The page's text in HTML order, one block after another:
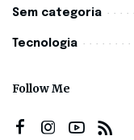
Sem categoria
Tecnologia
Follow Me